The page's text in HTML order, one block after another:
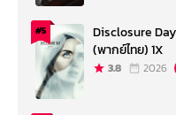
#5
Disclosure
(พากย์ไทย) 1X
3.8 2026